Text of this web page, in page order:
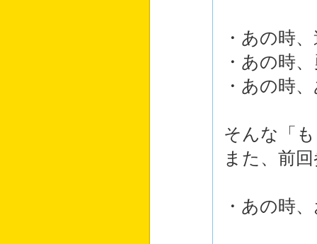
・あの時
・あの時
・あの時
そんな「
また、前
・あの時